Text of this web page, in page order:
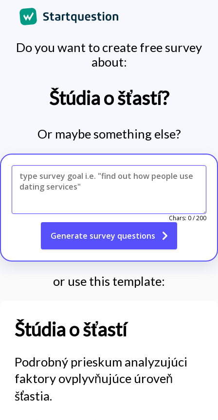
Do you want to create free survey
about:
Štúdia o šťastí?
Or maybe something else?
Chars: 0/200
Generate survey questions
or use this template:
Štúdia o šťastí
Podrobný prieskum analyzujúci
faktory ovplyvňujúce úroveň
šťastia.